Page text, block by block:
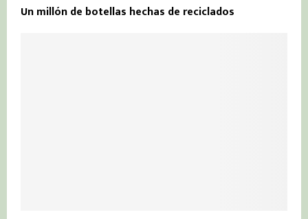
Un millón de botellas hechas de reciclados